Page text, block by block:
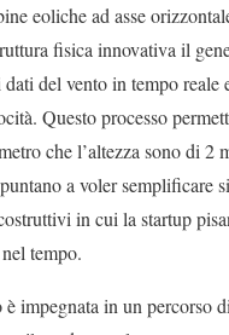
eoliche ad asse
fisica innovativa il
del vento in tempo reale
Questo processo
che l’altezza sono di 2
a voler semplificare
in cui la startup
tempo.
impegnata in un percorso